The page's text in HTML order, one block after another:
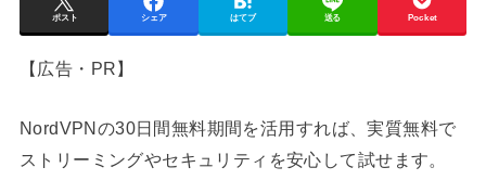
ポスト シェア はてブ 送る Pocket
【広告・PR】
NordVPNの30日間無料期間を活用すれば、実質無料で
ストリーミングやセキュリティを安心して試せます。